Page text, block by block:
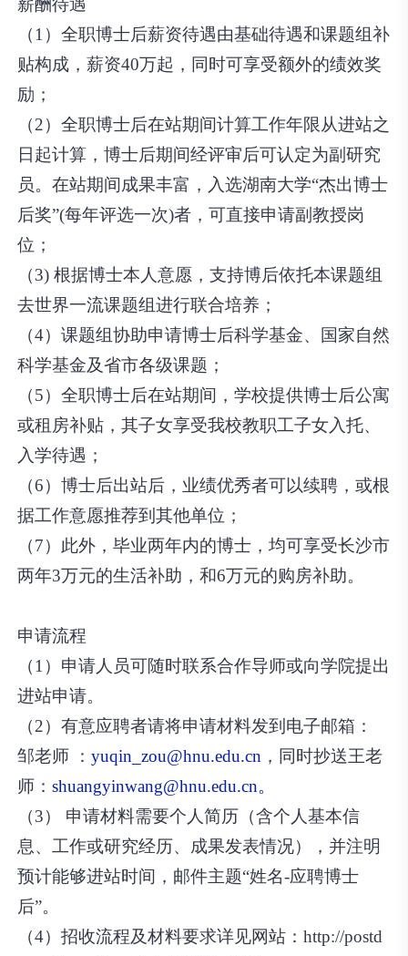
薪酬待遇
（1）全职博士后薪资待遇由基础待遇和课题组补
贴构成，薪资40万起，同时可享受额外的绩效奖
励；
（2）全职博士后在站期间计算工作年限从进站之
日起计算，博士后期间经评审后可认定为副研究
员。在站期间成果丰富，入选湖南大学“杰出博士
后奖”(每年评选一次)者，可直接申请副教授岗
位；
（3) 根据博士本人意愿，支持博后依托本课题组
去世界一流课题组进行联合培养；
（4）课题组协助申请博士后科学基金、国家自然
科学基金及省市各级课题；
（5）全职博士后在站期间，学校提供博士后公寓
或租房补贴，其子女享受我校教职工子女入托、
入学待遇；
（6）博士后出站后，业绩优秀者可以续聘，或根
据工作意愿推荐到其他单位；
（7）此外，毕业两年内的博士，均可享受长沙市
两年3万元的生活补助，和6万元的购房补助。
申请流程
（1）申请人员可随时联系合作导师或向学院提出
进站申请。
（2）有意应聘者请将申请材料发到电子邮箱：
邹老师 ：yuqin_zou@hnu.edu.cn ，同时抄送王老
师：shuangyinwang@hnu.edu.cn。
（3） 申请材料需要个人简历（含个人基本信
息、工作或研究经历、成果发表情况），并注明
预计能够进站时间，邮件主题“姓名-应聘博士
后”。
（4）招收流程及材料要求详见网站：http://postd